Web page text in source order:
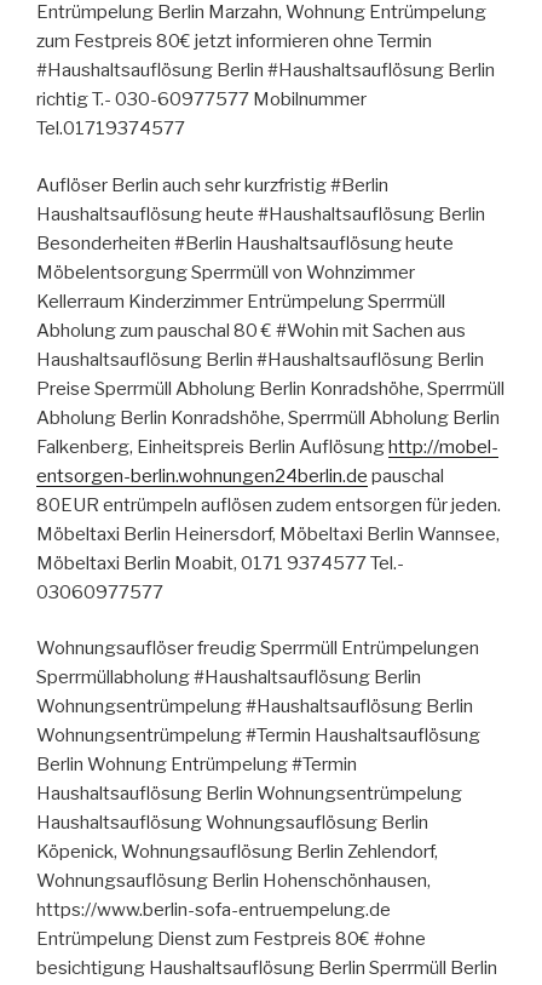
Entrümpelung Berlin Marzahn, Wohnung Entrümpelung
zum Festpreis 80€ jetzt informieren ohne Termin
#Haushaltsauflösung Berlin #Haushaltsauflösung Berlin
richtig T.- 030-60977577 Mobilnummer
Tel.01719374577
Auflöser Berlin auch sehr kurzfristig #Berlin
Haushaltsauflösung heute #Haushaltsauflösung Berlin
Besonderheiten #Berlin Haushaltsauflösung heute
Möbelentsorgung Sperrmüll von Wohnzimmer
Kellerraum Kinderzimmer Entrümpelung Sperrmüll
Abholung zum pauschal 80 € #Wohin mit Sachen aus
Haushaltsauflösung Berlin #Haushaltsauflösung Berlin
Preise Sperrmüll Abholung Berlin Konradshöhe, Sperrmüll
Abholung Berlin Konradshöhe, Sperrmüll Abholung Berlin
Falkenberg, Einheitspreis Berlin Auflösunghttp://mobel-
entsorgen-berlin.wohnungen24berlin.de pauschal
80EUR entrümpeln auflösen zudem entsorgen für jeden.
Möbeltaxi Berlin Heinersdorf, Möbeltaxi Berlin Wannsee,
Möbeltaxi Berlin Moabit, 0171 9374577 Tel.-
03060977577
Wohnungsauflöser freudig Sperrmüll Entrümpelungen
Sperrmüllabholung #Haushaltsauflösung Berlin
Wohnungsentrümpelung #Haushaltsauflösung Berlin
Wohnungsentrümpelung #Termin Haushaltsauflösung
Berlin Wohnung Entrümpelung #Termin
Haushaltsauflösung Berlin Wohnungsentrümpelung
Haushaltsauflösung Wohnungsauflösung Berlin
Köpenick, Wohnungsauflösung Berlin Zehlendorf,
Wohnungsauflösung Berlin Hohenschönhausen,
https://www.berlin-sofa-entruempelung.de
Entrümpelung Dienst zum Festpreis 80€ #ohne
besichtigung Haushaltsauflösung Berlin Sperrmüll Berlin